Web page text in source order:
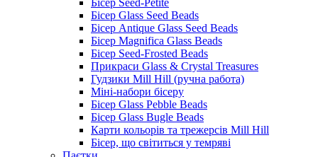
Бісер Glass Seed Beads
Бісер Antique Glass Seed Beads
Бісер Magnifica Glass Beads
Бісер Seed-Frosted Beads
Прикраси Glass & Crystal Treasures
Гудзики Mill Hill (ручна работа)
Міні-набори бісеру
Бісер Glass Pebble Beads
Бісер Glass Bugle Beads
Карти кольорів та трежерсів Mill Hill
Бісер, що світиться у темряві